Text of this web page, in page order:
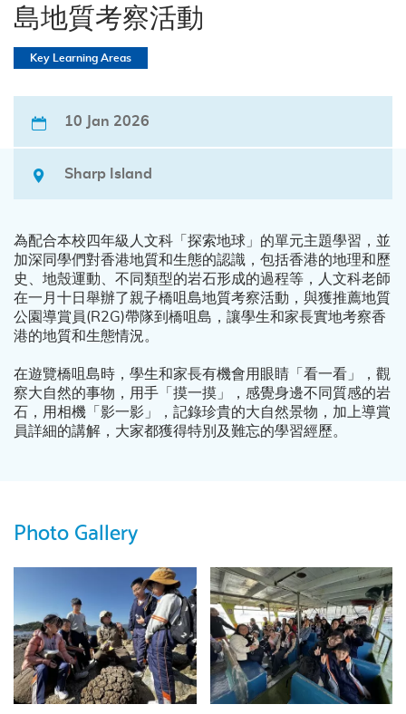
島地質考察活動
Key Learning Areas
10 Jan 2026
Sharp Island
為配合本校四年級人文科「探索地球」的單元主題學習，並
加深同學們對香港地質和生態的認識，包括香港的地理和歷
史、地殼運動、不同類型的岩石形成的過程等，人文科老師
在一月十日舉辦了親子橋咀島地質考察活動，與獲推薦地質
公園導賞員(R2G)帶隊到橋咀島，讓學生和家長實地考察香
港的地質和生態情況。
在遊覽橋咀島時，學生和家長有機會用眼睛「看一看」，觀
察大自然的事物，用手「摸一摸」，感覺身邊不同質感的岩
石，用相機「影一影」，記錄珍貴的大自然景物，加上導賞
員詳細的講解，大家都獲得特別及難忘的學習經歷。
Photo Gallery